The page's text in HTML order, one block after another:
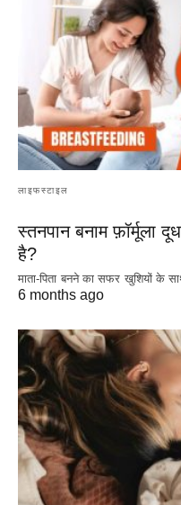
लाइफस्टाइल
स्तनपान बनाम फ़ॉर्मूला
है?
माता-पिता बनने का सफर खुशियों के
6 months ago